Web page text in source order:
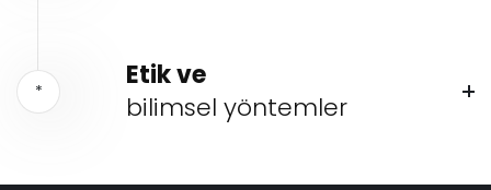
*
Etik ve
bilimsel yöntemler